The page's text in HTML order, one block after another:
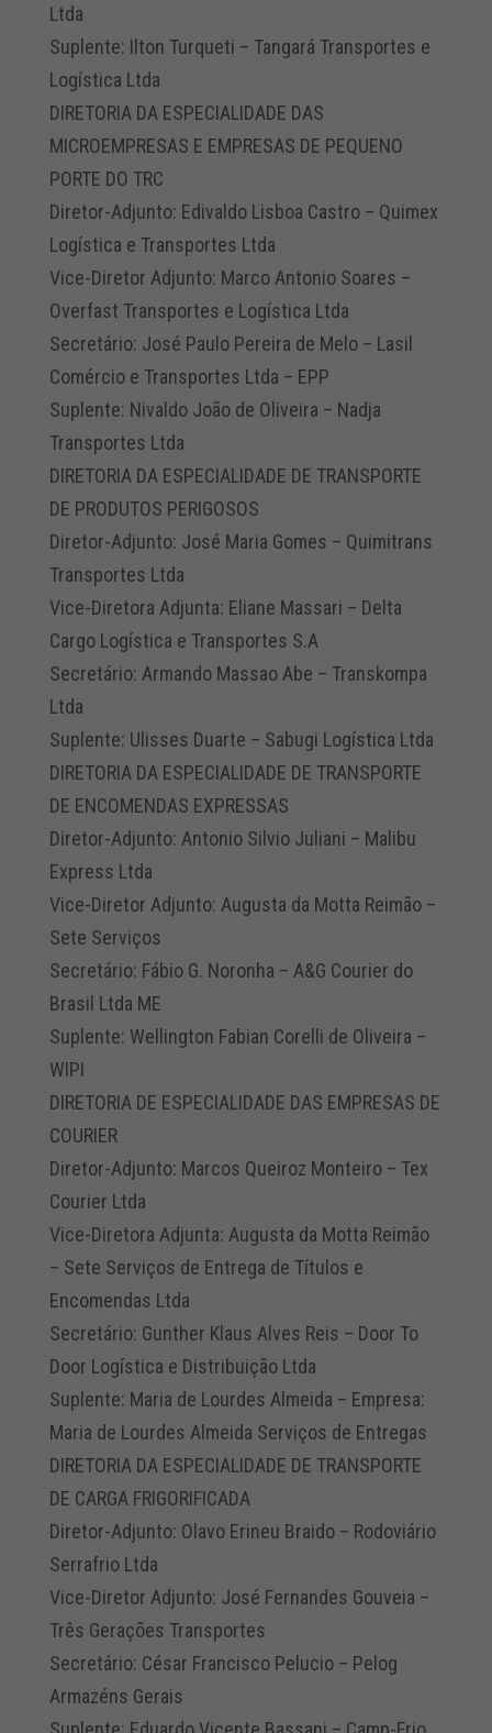
Ltda
Suplente: Ilton Turqueti – Tangará Transportes e
Logística Ltda
DIRETORIA DA ESPECIALIDADE DAS
MICROEMPRESAS E EMPRESAS DE PEQUENO
PORTE DO TRC
Diretor-Adjunto: Edivaldo Lisboa Castro – Quimex
Logística e Transportes Ltda
Vice-Diretor Adjunto: Marco Antonio Soares –
Overfast Transportes e Logística Ltda
Secretário: José Paulo Pereira de Melo – Lasil
Comércio e Transportes Ltda – EPP
Suplente: Nivaldo João de Oliveira – Nadja
Transportes Ltda
DIRETORIA DA ESPECIALIDADE DE TRANSPORTE
DE PRODUTOS PERIGOSOS
Diretor-Adjunto: José Maria Gomes – Quimitrans
Transportes Ltda
Vice-Diretora Adjunta: Eliane Massari – Delta
Cargo Logística e Transportes S.A
Secretário: Armando Massao Abe – Transkompa
Ltda
Suplente: Ulisses Duarte – Sabugi Logística Ltda
DIRETORIA DA ESPECIALIDADE DE TRANSPORTE
DE ENCOMENDAS EXPRESSAS
Diretor-Adjunto: Antonio Silvio Juliani – Malibu
Express Ltda
Vice-Diretor Adjunto: Augusta da Motta Reimão –
Sete Serviços
Secretário: Fábio G. Noronha – A&G Courier do
Brasil Ltda ME
Suplente: Wellington Fabian Corelli de Oliveira –
WIPI
DIRETORIA DE ESPECIALIDADE DAS EMPRESAS DE
COURIER
Diretor-Adjunto: Marcos Queiroz Monteiro – Tex
Courier Ltda
Vice-Diretora Adjunta: Augusta da Motta Reimão
– Sete Serviços de Entrega de Títulos e
Encomendas Ltda
Secretário: Gunther Klaus Alves Reis – Door To
Door Logística e Distribuição Ltda
Suplente: Maria de Lourdes Almeida – Empresa:
Maria de Lourdes Almeida Serviços de Entregas
DIRETORIA DA ESPECIALIDADE DE TRANSPORTE
DE CARGA FRIGORIFICADA
Diretor-Adjunto: Olavo Erineu Braido – Rodoviário
Serrafrio Ltda
Vice-Diretor Adjunto: José Fernandes Gouveia –
Três Gerações Transportes
Secretário: César Francisco Pelucio – Pelog
Armazéns Gerais